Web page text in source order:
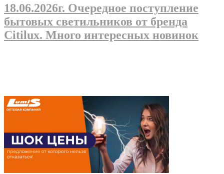
18.06.2026г. Очередное поступление
бытовых светильников от бренда
Citilux. Много интересных новинок